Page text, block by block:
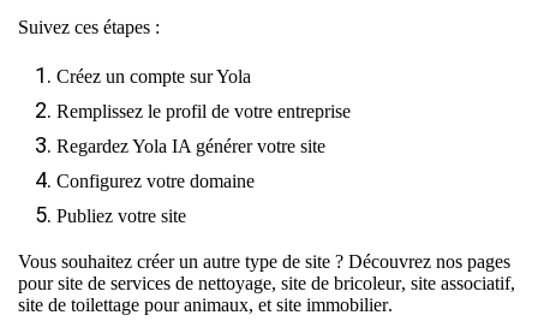
Suivez ces étapes :
Créez un compte sur Yola
Remplissez le profil de votre entreprise
Regardez Yola IA générer votre site
Configurez votre domaine
Publiez votre site
Vous souhaitez créer un autre type de site ? Découvrez nos pages
poursite de services de nettoyage, site de bricoleur, site associatif,
site de toilettage pour animaux, et site immobilier.